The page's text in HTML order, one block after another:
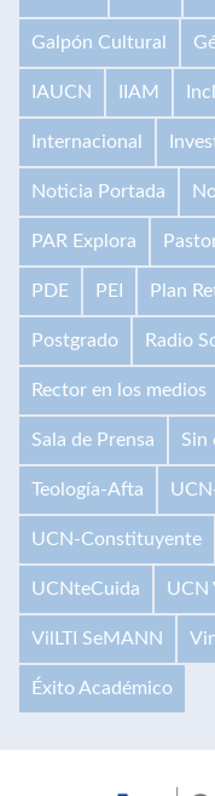
Galpón Cultural
IAUCN IIAM
Internacional
Noticia Portada
PAR Explora
PDE PEI Plan
Postgrado Radio
Rector en los medios
Sala de Prensa Sin
Teología-Afta
UCN-Constituyente
UCNteCuida UCN
VilLTI SeMANN
Éxito Académico